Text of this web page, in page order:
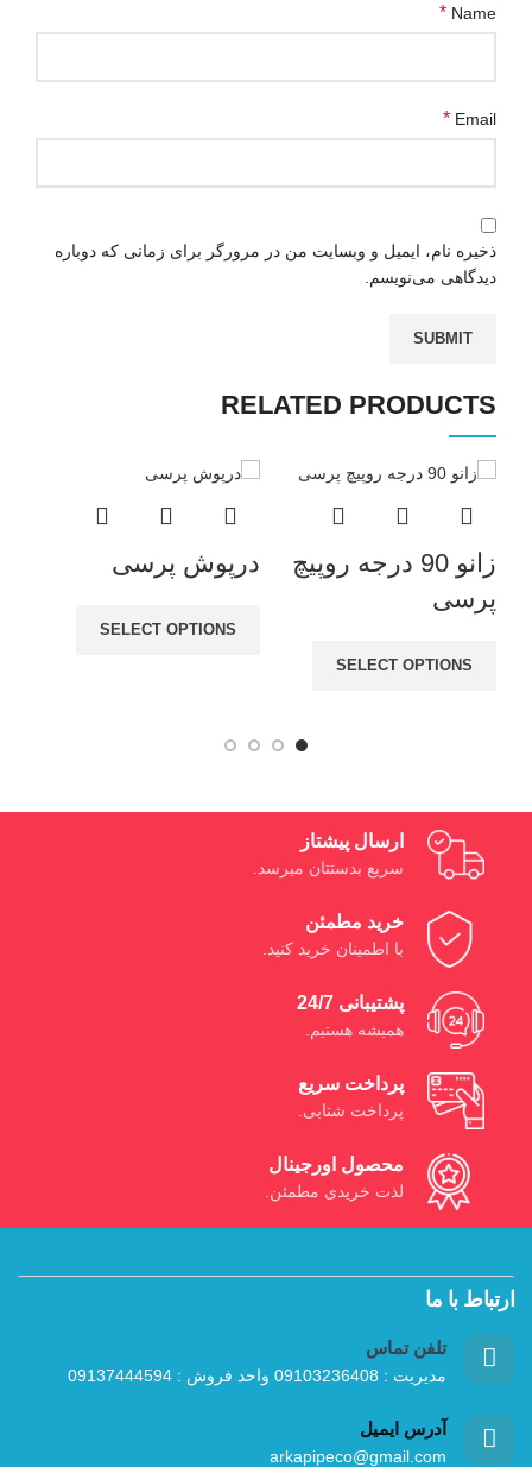
Name
*
Email
*
ذخیره نام، ایمیل و وبسایت من در مرورگر برای زمانی که دوباره
دیدگاهی می‌نویسم.
RELATED PRODUCTS
زانو 90 درجه روپیچ
پرسی
SELECT OPTIONS
درپوش پرسی
SELECT OPTIONS
ارسال پیشتاز
سریع بدستتان میرسد.
خرید مطمئن
با اطمینان خرید کنید.
پشتیبانی 24/7
همیشه هستیم.
پرداخت سریع
پرداخت شتابی.
محصول اورجینال
لذت خریدی مطمئن.
ارتباط با ما
تلفن تماس
مدیریت : 09103236408 واحد فروش : 09137444594
آدرس ایمیل
arkapipeco@gmail.com